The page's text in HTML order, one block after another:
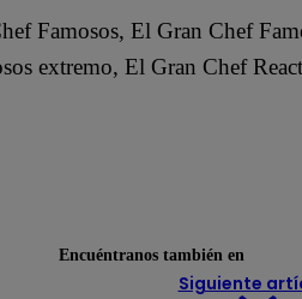
Famosos, El Gran Chef
extremo, El Gran Chef
Siguiente
Encuéntranos también en